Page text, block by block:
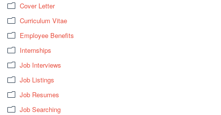
Cover Letter
Curriculum Vitae
Employee Benefits
Internships
Job Interviews
Job Listings
Job Resumes
Job Searching